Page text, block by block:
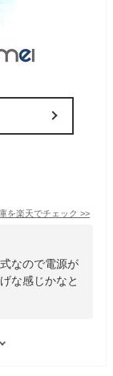
を楽天でチェック >>
なので電源が
な感じかなと